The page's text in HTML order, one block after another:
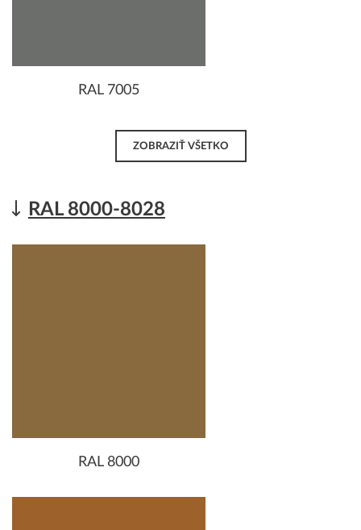
RAL 7005
ZOBRAZIŤ VŠETKO
RAL 8000-8028
RAL 8000